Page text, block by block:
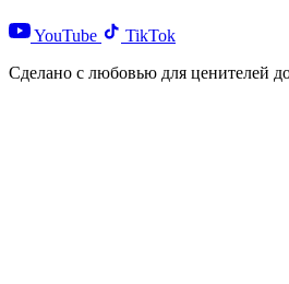
YouTube
TikTok
Сделано с любовью для ценителей